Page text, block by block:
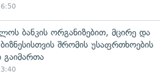
ბანკის ორგანიზებით, მცირე და
შრომის უსაფრთხოების
გაიმართა